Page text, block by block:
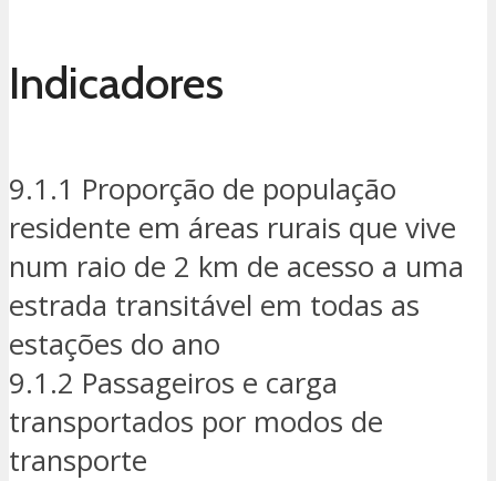
Indicadores
9.1.1 Proporção de população
residente em áreas rurais que vive
num raio de 2 km de acesso a uma
estrada transitável em todas as
estações do ano
9.1.2 Passageiros e carga
transportados por modos de
transporte